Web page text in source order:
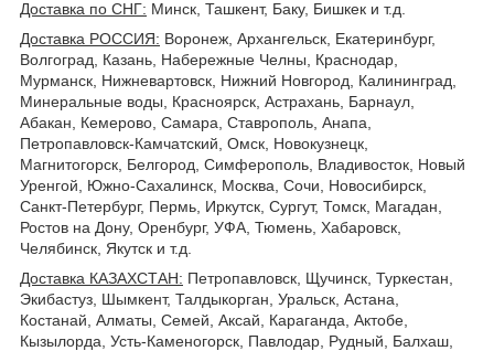
Доставка по СНГ: Минск, Ташкент, Баку, Бишкек и т.д.
Доставка РОССИЯ: Воронеж, Архангельск, Екатеринбург,
Волгоград, Казань, Набережные Челны, Краснодар,
Мурманск, Нижневартовск, Нижний Новгород, Калининград,
Минеральные воды, Красноярск, Астрахань, Барнаул,
Абакан, Кемерово, Самара, Ставрополь, Анапа,
Петропавловск-Камчатский, Омск, Новокузнецк,
Магнитогорск, Белгород, Симферополь, Владивосток, Новый
Уренгой, Южно-Сахалинск, Москва, Сочи, Новосибирск,
Санкт-Петербург, Пермь, Иркутск, Сургут, Томск, Магадан,
Ростов на Дону, Оренбург, УФА, Тюмень, Хабаровск,
Челябинск, Якутск и т.д.
Доставка КАЗАХСТАН: Петропавловск, Щучинск, Туркестан,
Экибастуз, Шымкент, Талдыкорган, Уральск, Астана,
Костанай, Алматы, Семей, Аксай, Караганда, Актобе,
Кызылорда, Усть-Каменогорск, Павлодар, Рудный, Балхаш,